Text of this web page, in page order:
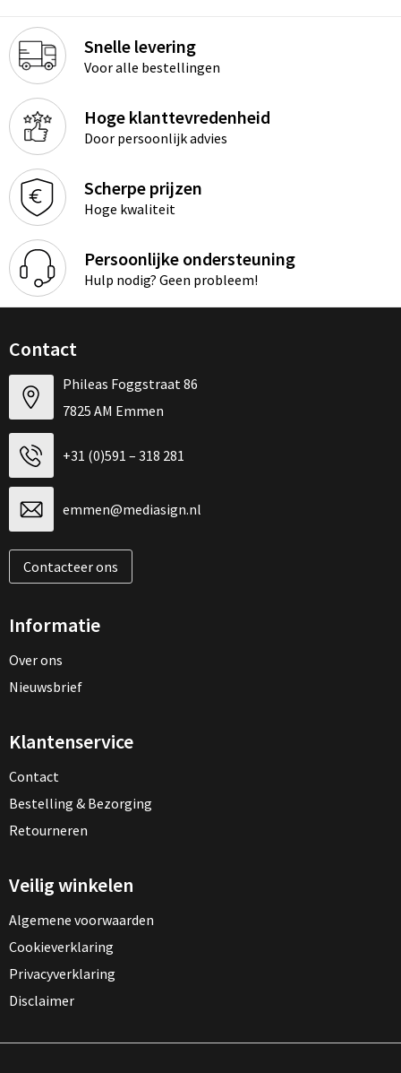
Snelle levering
Voor alle bestellingen
Hoge klanttevredenheid
Door persoonlijk advies
Scherpe prijzen
Hoge kwaliteit
Persoonlijke ondersteuning
Hulp nodig? Geen probleem!
Contact
Phileas Foggstraat 86
7825 AM Emmen
+31 (0)591 – 318 281
emmen@mediasign.nl
Contacteer ons
Informatie
Over ons
Nieuwsbrief
Klantenservice
Contact
Bestelling & Bezorging
Retourneren
Veilig winkelen
Algemene voorwaarden
Cookieverklaring
Privacyverklaring
Disclaimer